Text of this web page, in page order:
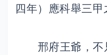
四年）應科舉三甲
邢府王爺，不